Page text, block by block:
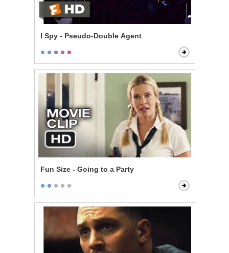
I Spy - Pseudo-Double Agent
Fun Size - Going to a Party